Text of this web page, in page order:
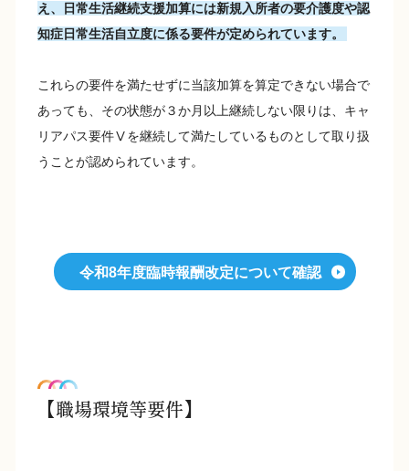
え、日常生活継続支援加算には新規入所者の要介護度や認
知症日常生活自立度に係る要件が定められています。
これらの要件を満たせずに当該加算を算定できない場合で
あっても、その状態が３か月以上継続しない限りは、キャ
リアパス要件Ⅴを継続して満たしているものとして取り扱
うことが認められています。
令和8年度臨時報酬改定について確認
【職場環境等要件】